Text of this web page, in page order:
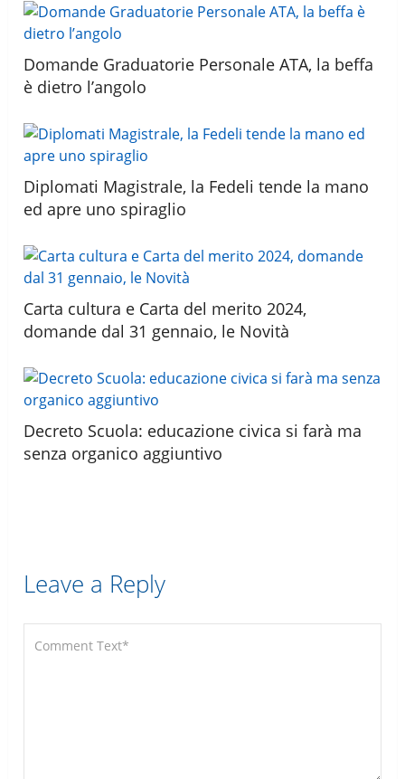
Domande Graduatorie Personale ATA, la beffa
è dietro l’angolo
Diplomati Magistrale, la Fedeli tende la mano
ed apre uno spiraglio
Carta cultura e Carta del merito 2024,
domande dal 31 gennaio, le Novità
Decreto Scuola: educazione civica si farà ma
senza organico aggiuntivo
Leave a Reply